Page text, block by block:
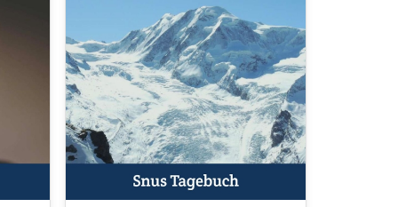
hohem Nikotingehalt, verbotene
Nikotinbeutel und umfangreichen
Online‑Verkauf verlagert – oft völlig
ohne Alterskontrolle.